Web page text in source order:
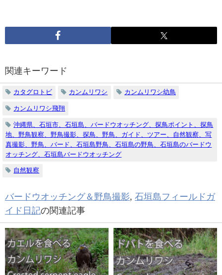
関連キーワード
カタグロトビ カンムリワシ カンムリワシ幼鳥
カンムリワシ飛翔
沖縄県、石垣市、石垣島、バードウオッチング、探鳥ポイント、探鳥
地、野鳥観察、野鳥撮影、探鳥、野鳥、ガイド、ツアー、自然観察、写
真撮影、野鳥、バード、石垣島野鳥、石垣島の野鳥、石垣島のバードウ
オッチング、石垣島バードウオッチング
自然観察
バードウオッチング＆野鳥撮影, 石垣島フィールドガ
イド日記の関連記事